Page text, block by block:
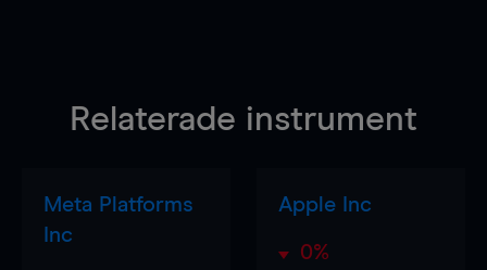
Relaterade instrument
Meta Platforms
Inc
Apple Inc
0%